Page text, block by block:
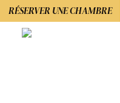
RÉSERVER UNE CHAMBRE